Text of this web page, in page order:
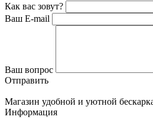
Как вас зовут?
Ваш E-mail
Ваш вопрос
Отправить
Магазин удобной и уютной
Информация